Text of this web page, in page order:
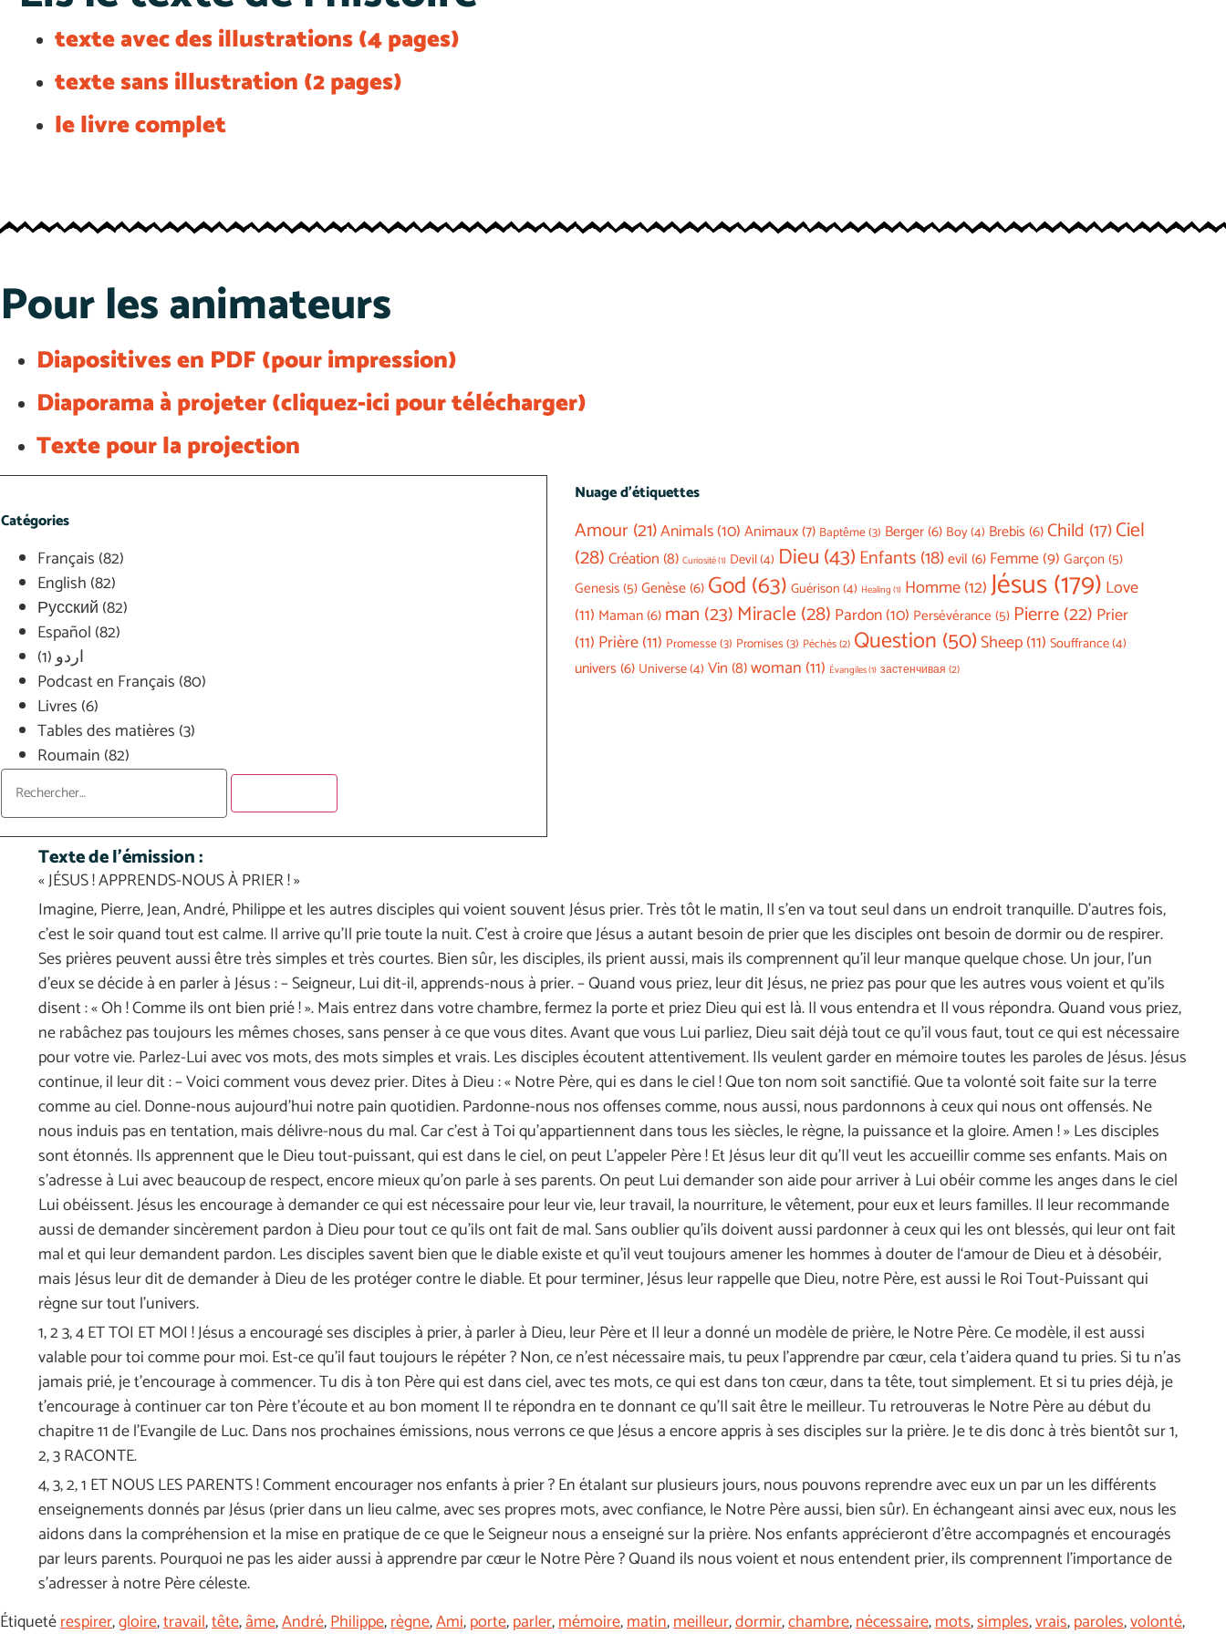
texte avec des illustrations (4 pages)
texte sans illustration (2 pages)
le livre complet
Pour les animateurs
Diapositives en PDF (pour impression)
Diaporama à projeter (cliquez-ici pour télécharger)
Texte pour la projection
Catégories
Français (82)
English (82)
Русский (82)
Español (82)
اردو(1)
Podcast en Français (80)
Livres (6)
Tables des matières (3)
Roumain (82)
Nuage d’étiquettes
Amour(21)Animals(10)Animaux(7) Baptême(3) Berger(6) Boy(4) Brebis(6)Child (17)Ciel
(28)Création(8) Curiosité(1) Devil(4) Dieu(43)Enfants(18)evil(6)Femme(9) Garçon(5)
Genesis(5)Genèse(6)God(63) Guérison(4) Healing(1) Homme(12)Jésus(179) Love
(11) Maman(6)man (23) Miracle(28) Pardon(10) Persévérance (5) Pierre(22) Prier
(11) Prière(11) Promesse(3) Promises(3) Péchés(2) Question (50)Sheep(11) Souffrance(4)
univers(6) Universe(4) Vin(8)woman (11) Évangiles(1) застенчивая(2)
Texte de l'émission :
« JÉSUS ! APPRENDS-NOUS À PRIER ! »
Imagine, Pierre, Jean, André, Philippe et les autres disciples qui voient souvent Jésus prier. Très tôt le matin, Il s’en va tout seul dans un endroit tranquille. D’autres fois,
c’est le soir quand tout est calme. Il arrive qu’Il prie toute la nuit. C’est à croire que Jésus a autant besoin de prier que les disciples ont besoin de dormir ou de respirer.
Ses prières peuvent aussi être très simples et très courtes. Bien sûr, les disciples, ils prient aussi, mais ils comprennent qu’il leur manque quelque chose. Un jour, l’un
d’eux se décide à en parler à Jésus : – Seigneur, Lui dit-il, apprends-nous à prier. – Quand vous priez, leur dit Jésus, ne priez pas pour que les autres vous voient et qu’ils
disent : « Oh ! Comme ils ont bien prié ! ». Mais entrez dans votre chambre, fermez la porte et priez Dieu qui est là. Il vous entendra et Il vous répondra. Quand vous priez,
ne rabâchez pas toujours les mêmes choses, sans penser à ce que vous dites. Avant que vous Lui parliez, Dieu sait déjà tout ce qu’il vous faut, tout ce qui est nécessaire
pour votre vie. Parlez-Lui avec vos mots, des mots simples et vrais. Les disciples écoutent attentivement. Ils veulent garder en mémoire toutes les paroles de Jésus. Jésus
continue, il leur dit : – Voici comment vous devez prier. Dites à Dieu : « Notre Père, qui es dans le ciel ! Que ton nom soit sanctifié. Que ta volonté soit faite sur la terre
comme au ciel. Donne-nous aujourd’hui notre pain quotidien. Pardonne-nous nos offenses comme, nous aussi, nous pardonnons à ceux qui nous ont offensés. Ne
nous induis pas en tentation, mais délivre-nous du mal. Car c’est à Toi qu’appartiennent dans tous les siècles, le règne, la puissance et la gloire. Amen ! » Les disciples
sont étonnés. Ils apprennent que le Dieu tout-puissant, qui est dans le ciel, on peut L’appeler Père ! Et Jésus leur dit qu’Il veut les accueillir comme ses enfants. Mais on
s’adresse à Lui avec beaucoup de respect, encore mieux qu’on parle à ses parents. On peut Lui demander son aide pour arriver à Lui obéir comme les anges dans le ciel
Lui obéissent. Jésus les encourage à demander ce qui est nécessaire pour leur vie, leur travail, la nourriture, le vêtement, pour eux et leurs familles. Il leur recommande
aussi de demander sincèrement pardon à Dieu pour tout ce qu’ils ont fait de mal. Sans oublier qu’ils doivent aussi pardonner à ceux qui les ont blessés, qui leur ont fait
mal et qui leur demandent pardon. Les disciples savent bien que le diable existe et qu’il veut toujours amener les hommes à douter de l‘amour de Dieu et à désobéir,
mais Jésus leur dit de demander à Dieu de les protéger contre le diable. Et pour terminer, Jésus leur rappelle que Dieu, notre Père, est aussi le Roi Tout-Puissant qui
règne sur tout l’univers.
1, 2 3, 4 ET TOI ET MOI ! Jésus a encouragé ses disciples à prier, à parler à Dieu, leur Père et Il leur a donné un modèle de prière, le Notre Père. Ce modèle, il est aussi
valable pour toi comme pour moi. Est-ce qu’il faut toujours le répéter ? Non, ce n’est nécessaire mais, tu peux l’apprendre par cœur, cela t’aidera quand tu pries. Si tu n’as
jamais prié, je t’encourage à commencer. Tu dis à ton Père qui est dans ciel, avec tes mots, ce qui est dans ton cœur, dans ta tête, tout simplement. Et si tu pries déjà, je
t’encourage à continuer car ton Père t’écoute et au bon moment Il te répondra en te donnant ce qu’Il sait être le meilleur. Tu retrouveras le Notre Père au début du
chapitre 11 de l’Evangile de Luc. Dans nos prochaines émissions, nous verrons ce que Jésus a encore appris à ses disciples sur la prière. Je te dis donc à très bientôt sur 1,
2, 3 RACONTE.
4, 3, 2, 1 ET NOUS LES PARENTS ! Comment encourager nos enfants à prier ? En étalant sur plusieurs jours, nous pouvons reprendre avec eux un par un les différents
enseignements donnés par Jésus (prier dans un lieu calme, avec ses propres mots, avec confiance, le Notre Père aussi, bien sûr). En échangeant ainsi avec eux, nous les
aidons dans la compréhension et la mise en pratique de ce que le Seigneur nous a enseigné sur la prière. Nos enfants apprécieront d’être accompagnés et encouragés
par leurs parents. Pourquoi ne pas les aider aussi à apprendre par cœur le Notre Père ? Quand ils nous voient et nous entendent prier, ils comprennent l’importance de
s’adresser à notre Père céleste.
Étiquetérespirer,gloire,travail,tête,âme,André,Philippe,règne,Ami,porte,parler,mémoire,matin,meilleur,dormir,chambre,nécessaire,mots,simples,vrais,paroles,volonté,